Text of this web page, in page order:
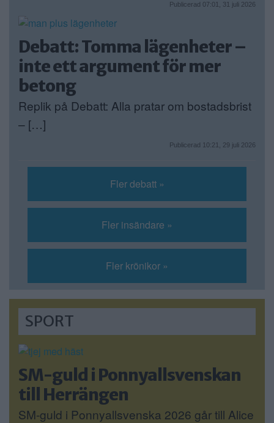
Publicerad 07:01, 31 juli 2026
Debatt: Tomma lägenheter –
inte ett argument för mer
betong
Replik på Debatt: Alla pratar om bostadsbrist
– […]
Publicerad 10:21, 29 juli 2026
Fler debatt »
Fler insändare »
Fler krönikor »
SPORT
SM-guld i Ponnyallsvenskan
till Herrängen
SM-guld i Ponnyallsvenska 2026 går till Alice